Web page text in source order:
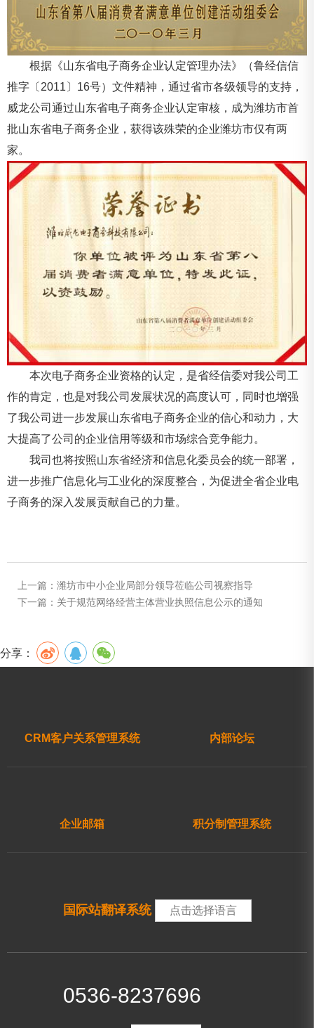
根据《山东省电子商务企业认定管理办法》（鲁经信信
推字〔2011〕16号）文件精神，通过省市各级领导的支持，
威龙公司通过山东省电子商务企业认定审核，成为潍坊市首
批山东省电子商务企业，获得该殊荣的企业潍坊市仅有两
家。
本次电子商务企业资格的认定，是省经信委对我公司工
作的肯定，也是对我公司发展状况的高度认可，同时也增强
了我公司进一步发展山东省电子商务企业的信心和动力，大
大提高了公司的企业信用等级和市场综合竞争能力。
我司也将按照山东省经济和信息化委员会的统一部署，
进一步推广信息化与工业化的深度整合，为促进全省企业电
子商务的深入发展贡献自己的力量。
上一篇： 潍坊市中小企业局部分领导莅临公司视察指导
下一篇： 关于规范网络经营主体营业执照信息公示的通知
分享：
CRM客户关系管理系统 内部论坛
企业邮箱 积分制管理系统
国际站翻译系统 点击选择语言
0536-8237696